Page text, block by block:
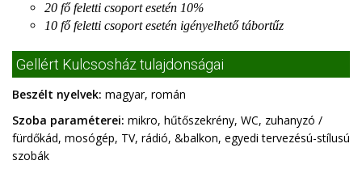
20 fő feletti csoport esetén 10%
10 fő feletti csoport esetén igényelhető tábortűz
Gellért Kulcsosház tulajdonságai
Beszélt nyelvek: magyar, román
Szoba paraméterei: mikro, hűtőszekrény, WC, zuhanyzó /
fürdőkád, mosógép, TV, rádió, &balkon, egyedi tervezésú-stílusú
szobák